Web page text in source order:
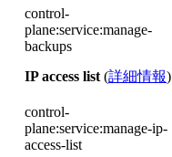
control-
plane:service:manage-
backups
IP access list (詳細情報)
control-
plane:service:manage-ip-
access-list